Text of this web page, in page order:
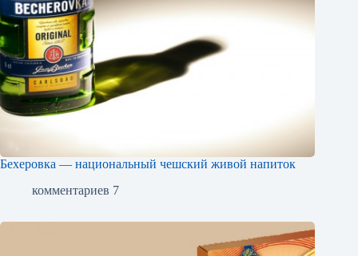
Бехеровка — национальный чешский живой напиток
комментариев 7